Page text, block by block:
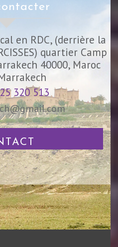
en RDC, (derrière la
quartier Camp
40000, Maroc
320 513